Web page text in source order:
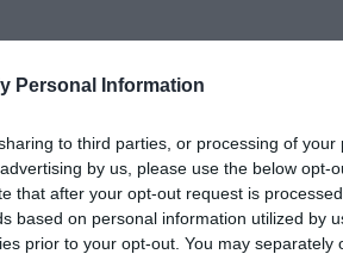
Personal Information
to third parties, or processing of your
by us, please use the below opt-
that after your opt-out request is
based on personal information utilized by
prior to your opt-out. You may separately
carino, buona e comoda posizione per visitare
complimenti alle due ragazze alla
serale): molto gentili,simpatiche, cordiali. Ci
e ci hanno spiegato la storia della loro città.
tego hotelu?
TAK